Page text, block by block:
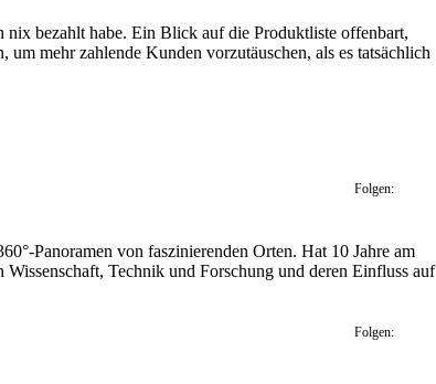
bezahlt habe. Ein Blick auf die Produktliste offenbart,
mehr zahlende Kunden vorzutäuschen, als es tatsächlich
Folgen:
Panoramen von faszinierenden Orten. Hat 10 Jahre am
Technik und Forschung und deren Einfluss auf
Folgen: